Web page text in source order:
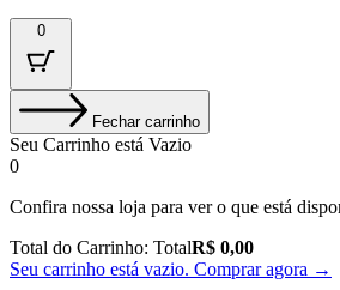
0
Fechar carrinho
Seu Carrinho está Vazio
0
Confira nossa loja para ver o que está
Total do Carrinho: TotalR$ 0,00
Seu carrinho está vazio. Comprar agora →